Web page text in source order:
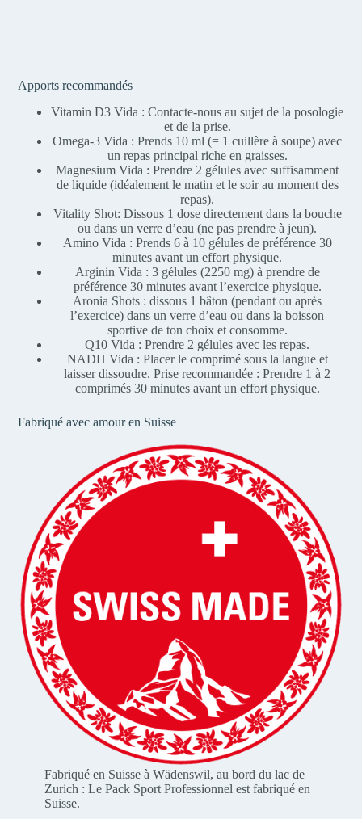
Apports recommandés
Vitamin D3 Vida : Contacte-nous au sujet de la posologie
et de la prise.
Omega-3 Vida : Prends 10 ml (= 1 cuillère à soupe) avec
un repas principal riche en graisses.
Magnesium Vida : Prendre 2 gélules avec suffisamment
de liquide (idéalement le matin et le soir au moment des
repas).
Vitality Shot: Dissous 1 dose directement dans la bouche
ou dans un verre d’eau (ne pas prendre à jeun).
Amino Vida : Prends 6 à 10 gélules de préférence 30
minutes avant un effort physique.
Arginin Vida : 3 gélules (2250 mg) à prendre de
préférence 30 minutes avant l’exercice physique.
Aronia Shots : dissous 1 bâton (pendant ou après
l’exercice) dans un verre d’eau ou dans la boisson
sportive de ton choix et consomme.
Q10 Vida : Prendre 2 gélules avec les repas.
NADH Vida : Placer le comprimé sous la langue et
laisser dissoudre. Prise recommandée : Prendre 1 à 2
comprimés 30 minutes avant un effort physique.
Fabriqué avec amour en Suisse
Fabriqué en Suisse à Wädenswil, au bord du lac de
Zurich : Le Pack Sport Professionnel est fabriqué en
Suisse.